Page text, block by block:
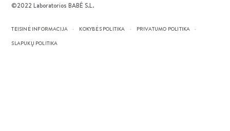
©2022 Laboratorios BABÉ S.L.
TEISINĖ INFORMACIJA KOKYBĖS POLITIKA
PRIVATUMO POLITIKA
SLAPUKŲ POLITIKA